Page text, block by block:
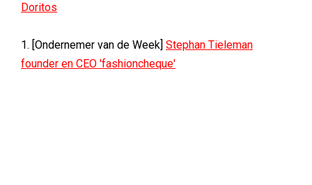
Doritos
1. [Ondernemer van de Week] Stephan Tieleman
founder en CEO 'fashioncheque'